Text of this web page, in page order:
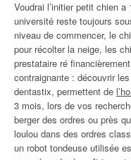
Voudrai l’initier petit chien
université reste toujours
niveau de commencer, le
pour récolter la neige, les
prestataire ré
contraignante : découvrir
dentastix, permettent de
3 mois, lors de vos
berger des ordres ou près
loulou dans des ordres
un robot tondeuse utilisée